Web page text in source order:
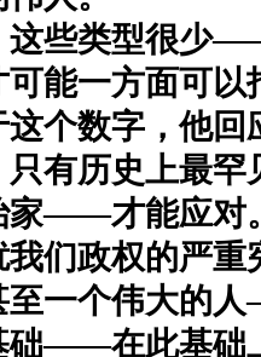
些类型很少
能一方面可以
个数字，他回
有历史上最罕
家——才能应对
们政权的严重
至一个伟大的人
础——在此基础